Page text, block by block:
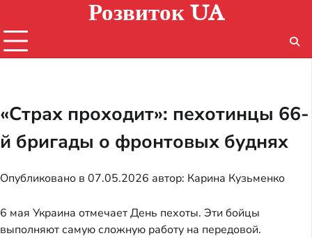
содержимому
Розвиток UA
«Страх проходит»: пехотинцы 66-
й бригады о фронтовых буднях
Опубликовано в 07.05.2026 автор: Карина Кузьменко
6 мая Украина отмечает День пехоты. Эти бойцы
выполняют самую сложную работу на передовой.